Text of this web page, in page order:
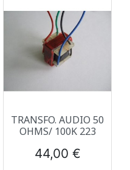
TRANSFO. AUDIO 50
OHMS/ 100K 223
Prix
44,00 €